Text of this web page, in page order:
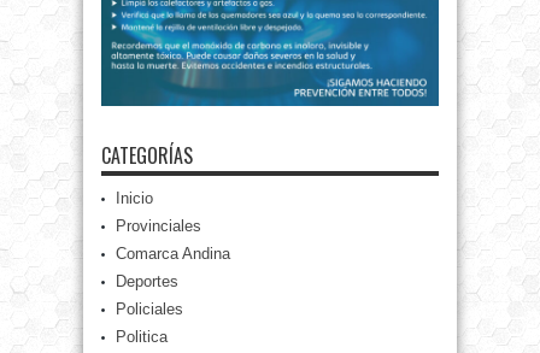
CATEGORÍAS
Inicio
Provinciales
Comarca Andina
Deportes
Policiales
Politica